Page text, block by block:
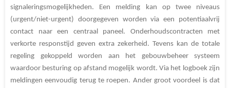
signaleringsmogelijkheden. Een melding kan op twee niveaus
(urgent/niet-urgent) doorgegeven worden via een potentiaalvrij
contact naar een centraal paneel. Onderhoudscontracten met
verkorte responstijd geven extra zekerheid. Tevens kan de totale
regeling gekoppeld worden aan het gebouwbeheer systeem
waardoor besturing op afstand mogelijk wordt. Via het logboek zijn
meldingen eenvoudig terug te roepen. Ander groot voordeel is dat